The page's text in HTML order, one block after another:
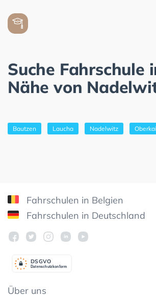
Suche Fahrschule
Nähe von
Bautzen Laucha Nadelwitz
Fahrschulen in Belgien
Fahrschulen in Deutschland
Datenschutzkonform
DSGVO
Über uns